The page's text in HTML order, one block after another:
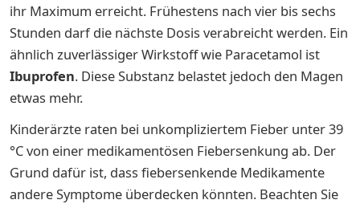
ihr Maximum erreicht. Frühestens nach vier bis sechs
Stunden darf die nächste Dosis verabreicht werden. Ein
ähnlich zuverlässiger Wirkstoff wie Paracetamol ist
Ibuprofen. Diese Substanz belastet jedoch den Magen
etwas mehr.
Kinderärzte raten bei unkompliziertem Fieber unter 39
°C von einer medikamentösen Fiebersenkung ab. Der
Grund dafür ist, dass fiebersenkende Medikamente
andere Symptome überdecken könnten. Beachten Sie